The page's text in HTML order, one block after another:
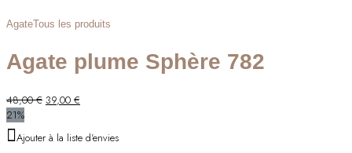
AgateTous les produits
Agate plume Sphère 782
48,00€ Le
était :
39,00 €
est :
21%
Ajouter à la liste d'envies